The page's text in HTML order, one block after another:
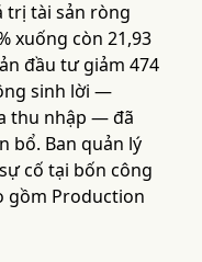
trị tài sản ròng
xuống còn 21,93
đầu tư giảm 474
sinh lời —
thu nhập — đã
bổ. Ban quản lý
cố tại bốn công
gồm Production